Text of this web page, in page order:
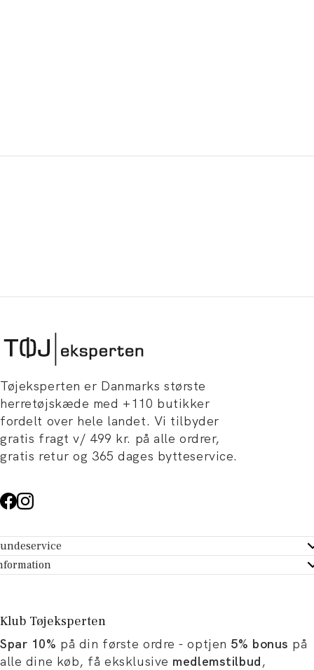
Tøjeksperten er Danmarks største
herretøjskæde med +110 butikker
fordelt over hele landet. Vi tilbyder
gratis fragt v/ 499 kr. på alle ordrer,
gratis retur og 365 dages bytteservice.
- Hjælpecenter
dit køb
Tøjeksperten
og artikler
Klub Tøjeksperten
Spar 10% på din første ordre - optjen 5% bonus på
alle dine køb, få eksklusive medlemstilbud,